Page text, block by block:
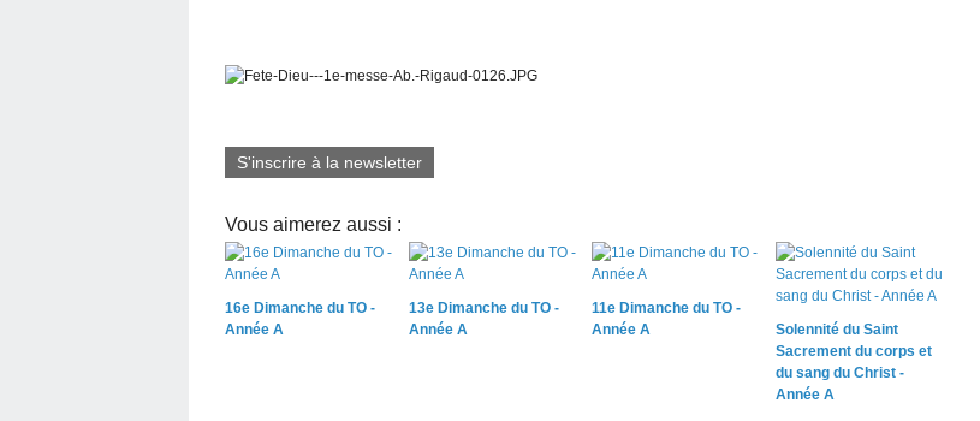
S'inscrire à la newsletter
Vous aimerez aussi :
16e Dimanche du TO -
Année A
13e Dimanche du TO -
Année A
11e Dimanche du TO -
Année A
Solennité du Saint
Sacrement du corps et
du sang du Christ -
Année A